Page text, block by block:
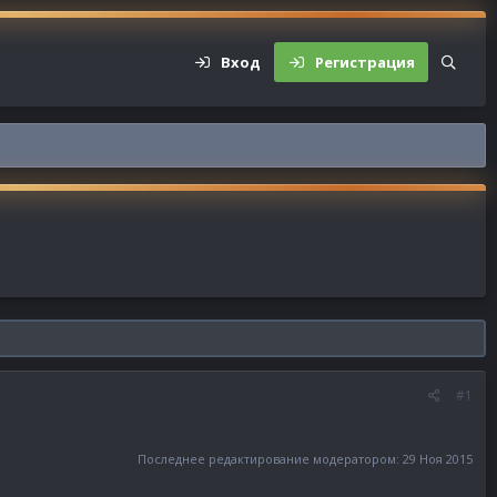
Вход Регистрация
#1
Последнее редактирование модератором: 29 Ноя 2015